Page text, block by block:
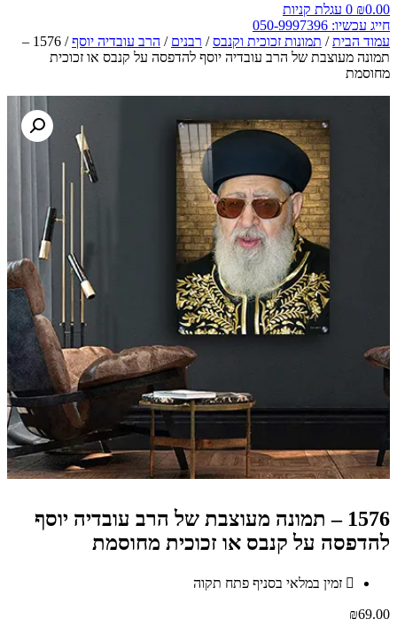
₪0.00
0 עגלת קניות
חייג עכשיו: 050-9997396
עמוד הבית/ תמונות זכוכית וקנבס/ רבנים / הרב עובדיה יוסף
/ 1576 –
תמונה מעוצבת של הרב עובדיה יוסף להדפסה על קנבס או זכוכית
מחוסמת
1576 – תמונה מעוצבת של הרב עובדיה יוסף
להדפסה על קנבס או זכוכית מחוסמת
זמין במלאי בסניף פתח תקוה
₪69.00